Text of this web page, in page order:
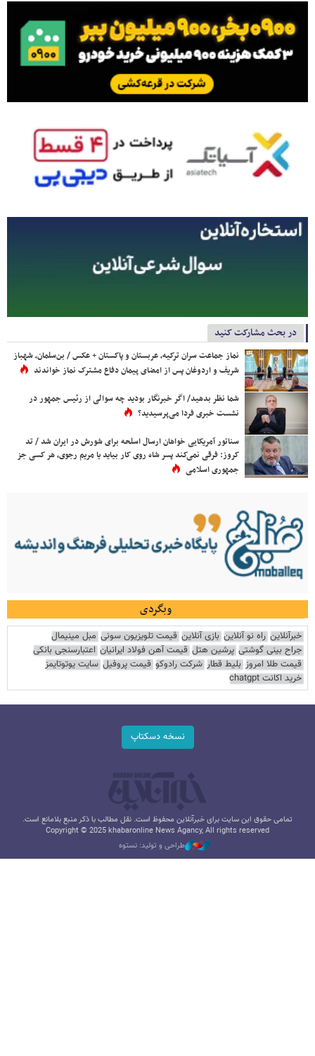
در بحث مشارکت کنید
نماز جماعت سران ترکیه، عربستان و پاکستان + عکس / بن‌سلمان، شهباز
شریف و اردوغان پس از امضای پیمان دفاع مشترک نماز خواندند
شما نظر بدهید/ اگر خبرنگار بودید چه سوالی از رئیس جمهور در
نشست خبری فردا می‌پرسیدید؟
سناتور آمریکایی خواهان ارسال اسلحه برای شورش در ایران شد / تد
کروز: فرقی نمی‌کند پسر شاه روی کار بیاید یا مریم رجوی، هر کسی جز
جمهوری اسلامی
وبگردی
خبرآنلاین راه نو آنلاین بازی آنلاین قیمت تلویزیون سونی مبل مینیمال
جراح بینی گوشتی پرشین هتل قیمت آهن فولاد ایرانیان اعتبارسنجی بانکی
قیمت طلا امروز بلیط قطار شرکت رادوکو قیمت پروفیل سایت یوتوتایمز
خرید اکانت chatgpt
نسخه دسکتاپ
تمامی حقوق این سایت برای خبرآنلاین محفوظ است. نقل مطالب با ذکر منبع بلامانع است.
Copyright © 2025 khabaronline News Agancy, All rights reserved
طراحی و تولید: نستوه